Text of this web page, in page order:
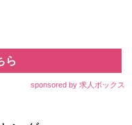
ら
sponsored by 求人ボックス